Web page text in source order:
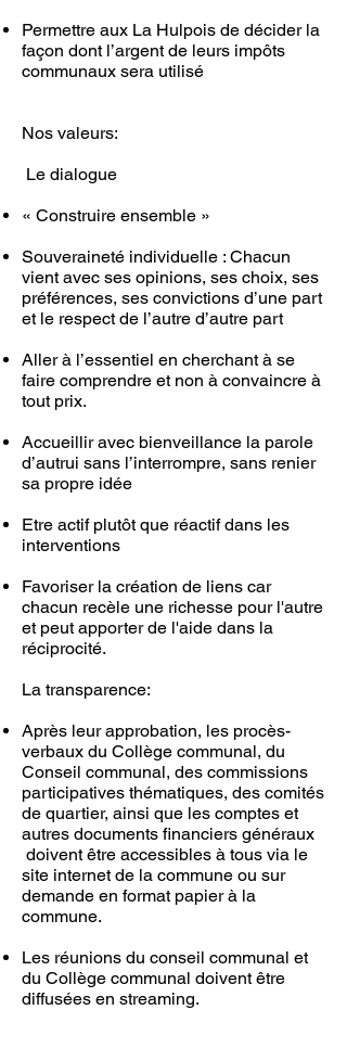
Permettre aux La Hulpois de décider la
façon dont l’argent de leurs impôts
communaux sera utilisé
Nos valeurs:
Le dialogue
« Construire ensemble »
Souveraineté individuelle : Chacun
vient avec ses opinions, ses choix, ses
préférences, ses convictions d’une part
et le respect de l’autre d’autre part
Aller à l’essentiel en cherchant à se
faire comprendre et non à convaincre à
tout prix.
Accueillir avec bienveillance la parole
d’autrui sans l’interrompre, sans renier
sa propre idée
Etre actif plutôt que réactif dans les
interventions
Favoriser la création de liens car
chacun recèle une richesse pour l'autre
et peut apporter de l'aide dans la
réciprocité.
La transparence:
Après leur approbation, les procès-
verbaux du Collège communal, du
Conseil communal, des commissions
participatives thématiques, des comités
de quartier, ainsi que les comptes et
autres documents financiers généraux
doivent être accessibles à tous via le
site internet de la commune ou sur
demande en format papier à la
commune.
Les réunions du conseil communal et
du Collège communal doivent être
diffusées en streaming.